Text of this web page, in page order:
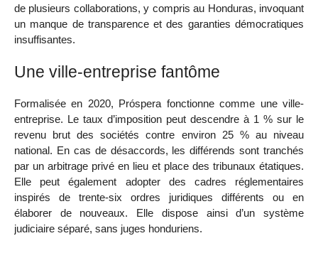
de plusieurs collaborations, y compris au Honduras, invoquant
un manque de transparence et des garanties démocratiques
insuffisantes.
Une ville-entreprise fantôme
Formalisée en 2020, Próspera fonctionne comme une ville-
entreprise. Le taux d’imposition peut descendre à 1 % sur le
revenu brut des sociétés contre environ 25 % au niveau
national. En cas de désaccords, les différends sont tranchés
par un arbitrage privé en lieu et place des tribunaux étatiques.
Elle peut également adopter des cadres réglementaires
inspirés de trente-six ordres juridiques différents ou en
élaborer de nouveaux. Elle dispose ainsi d’un système
judiciaire séparé, sans juges honduriens.